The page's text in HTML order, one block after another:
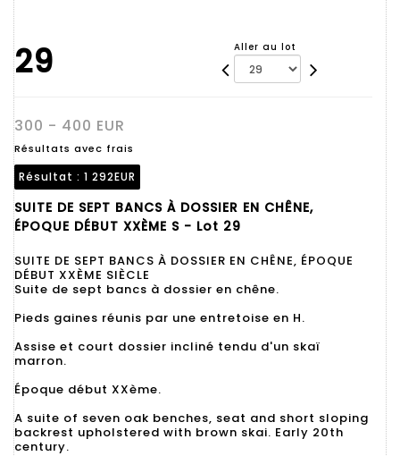
29 Aller au lot
300 - 400 EUR
Résultats avec frais
Résultat : 1 292EUR
SUITE DE SEPT BANCS À DOSSIER EN CHÊNE,
ÉPOQUE DÉBUT XXÈME S - Lot 29
SUITE DE SEPT BANCS À DOSSIER EN CHÊNE, ÉPOQUE
DÉBUT XXÈME SIÈCLE
Suite de sept bancs à dossier en chêne.
Pieds gaines réunis par une entretoise en H.
Assise et court dossier incliné tendu d'un skaï
marron.
Époque début XXème.
A suite of seven oak benches, seat and short sloping
backrest upholstered with brown skai. Early 20th
century.